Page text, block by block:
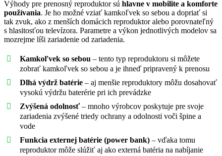
Výhody pre prenosný reproduktor sú hlavne v mobilite a komforte
používania. Je ho možné vziať kamkoľvek so sebou a dopriať si
tak zvuk, ako z menších domácich reproduktor alebo porovnateľný
s hlasitosťou televízora. Parametre a výkon jednotlivých modelov sa
mozrejme líši zariadenie od zariadenia.
Kamkoľvek so sebou – tento typ reproduktoru si môžete
zobrať kamkoľvek so sebou a je ihneď pripravený k prenosu
Dlhá výdrž batérie – aj menšie reproduktory môžu dosahovať
vysokú výdržu baterérie pri ich prevádzke
Zvýšená odolnosť– mnoho výrobcov poskytuje pre svoje
zariadenia zvýšené triedy ochrany a odolnosti voči špine a
vode
Funkcia externej batérie (power bank) – vďaka tomu
reproduktor môže slúžiť aj ako externá batéria na nabíjanie